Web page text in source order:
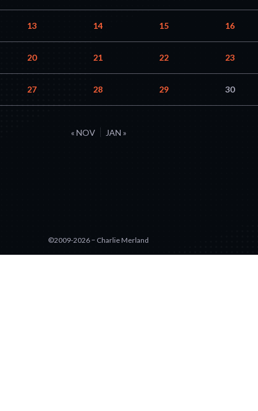
13 14 15 16
20 21 22 23
27 28 29 30
« NOV JAN »
©2009-2026 − Charlie Merland